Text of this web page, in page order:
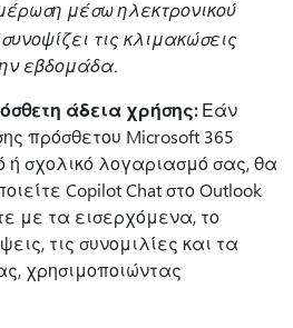
μέσω ηλεκτρονικού
τις κλιμακώσεις
εβδομάδα.
άδεια χρήσης:Εάν
πρόσθετου Microsoft 365
ή σχολικό λογαριασμό σας, θα
Copilot Chat στο Outlook
με τα εισερχόμενα, το
τις συνομιλίες και τα
χρησιμοποιώντας